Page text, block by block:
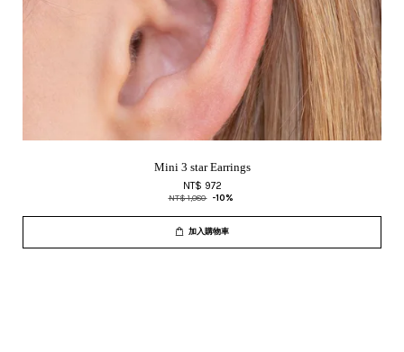
Mini 3 star Earrings
NT$ 972
NT$ 1,080 -10%
加入購物車